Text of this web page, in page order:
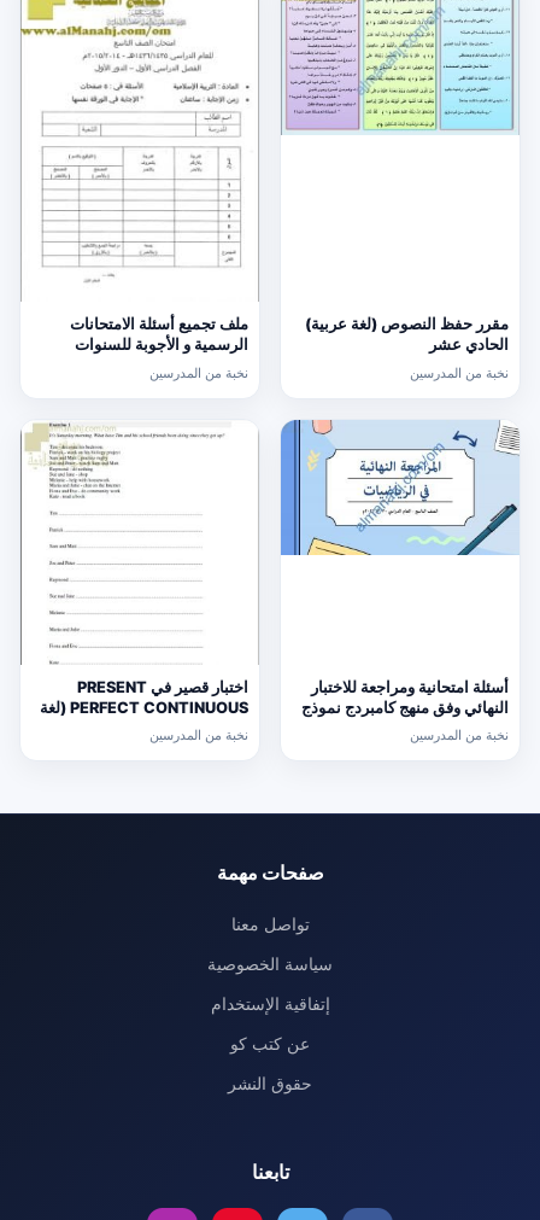
مقرر حفظ النصوص (لغة عربية)
الحادي عشر
نخبة من المدرسين
ملف تجميع أسئلة الامتحانات
الرسمية و الأجوبة للسنوات
السابقة الدور الأول (الامتحانات)
التاسع
نخبة من المدرسين
أسئلة امتحانية ومراجعة للاختبار
النهائي وفق منهج كامبردج نموذج
ثالث (رياضيات) التاسع
نخبة من المدرسين
اختبار قصير في PRESENT
PERFECT CONTINUOUS (لغة
انجليزية) حلقة ثانية
نخبة من المدرسين
صفحات مهمة
تواصل معنا
سياسة الخصوصية
إتفاقية الإستخدام
عن كتب كو
حقوق النشر
تابعنا